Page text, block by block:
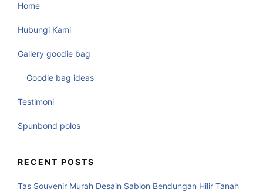
Home
Hubungi Kami
Gallery goodie bag
Goodie bag ideas
Testimoni
Spunbond polos
RECENT POSTS
Tas Souvenir Murah Desain Sablon Bendungan Hilir Tanah